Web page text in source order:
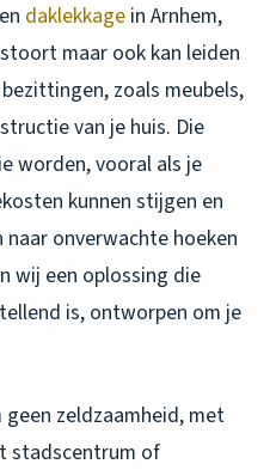
daklekkage in Arnhem,
maar ook kan leiden
zoals meubels,
van je huis. Die
worden, vooral als je
kunnen stijgen en
onverwachte hoeken
wij een oplossing die
is, ontworpen om je
geen zeldzaamheid, met
stadscentrum of